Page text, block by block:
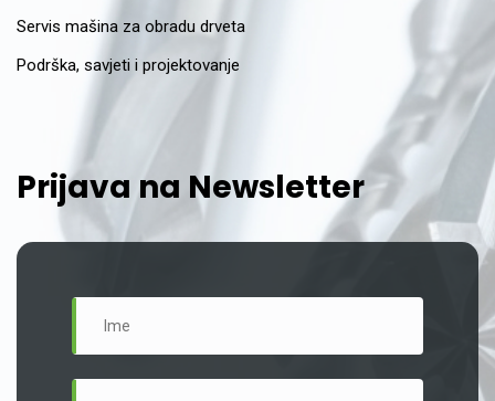
Servis mašina za obradu drveta
Podrška, savjeti i projektovanje
Prijava na Newsletter